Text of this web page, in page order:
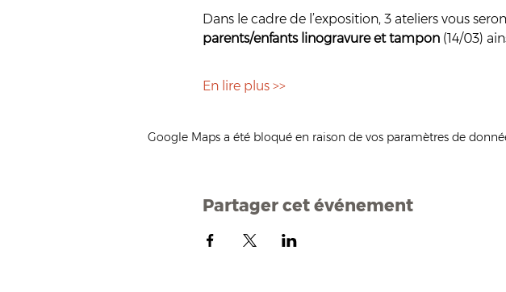
Dans le cadre de l’exposition, 3 ateliers vous
parents/enfants linogravure et tampon (14/03)
En lire plus >>
Google Maps a été bloqué en raison de vos paramètres de
Partager cet événement